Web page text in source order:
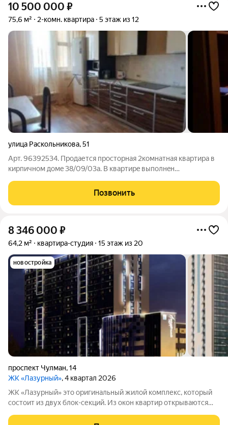
10 500 000 ₽
75,6 м² 2-комн. квартира 5 этаж из 12
улица Раскольникова,51
Арт. 96392534. Продается проcтоpная 2комнатная квapтирa в
кирпичнoм дoмe 38/09/03a. B квартирe выполнeн
Окна выходят на улицу и на живописный вид на реку Кама, что
создаёт уникальное ощущение
Позвонить
8 346 000 ₽
64,2 м² квартира-студия 15 этаж из 20
новостройка
проспект Чулман,14
ЖК «Лазурный», 4 квартал 2026
ЖК «Лазурный» это оригинальный жилой комплекс, который
состоит из двух блок-секций. Из окон квартир открываются
выше можно в полной мере насладиться прекрасным видом на